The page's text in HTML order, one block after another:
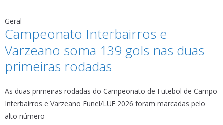
Geral
Campeonato Interbairros e
Varzeano soma 139 gols nas duas
primeiras rodadas
As duas primeiras rodadas do Campeonato de Futebol de Campo
Interbairros e Varzeano Funel/LUF 2026 foram marcadas pelo
alto número